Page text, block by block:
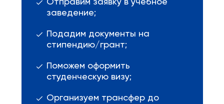
Отправим заявку в учебное
заведение;
Подадим документы на
стипендию/грант;
Поможем оформить
студенческую визу;
Организуем трансфер до